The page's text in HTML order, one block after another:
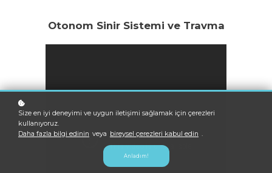
Otonom Sinir Sistemi ve Travma
Size en iyi deneyimi ve uygun iletişimi sağlamak için çerezleri
kullanıyoruz.
Daha fazla bilgi edinin veya bireysel çerezleri kabul edin .
Anladım!